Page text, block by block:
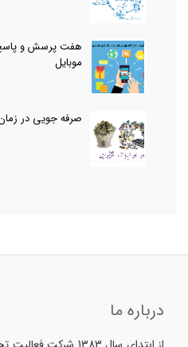
هفت پرسش و پاسخ
موبایل
صرفه جویی در
درباره ما